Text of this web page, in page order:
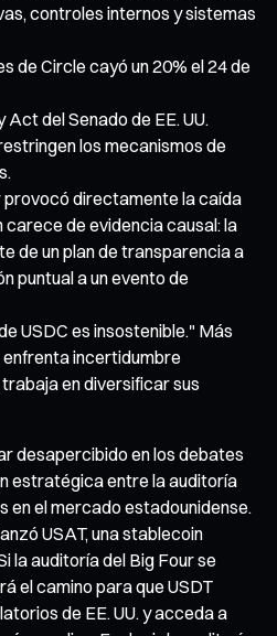
controles internos y sistemas
de Circle cayó un 20% el 24 de
del Senado de EE. UU.
los mecanismos de
provocó directamente la caída
de evidencia causal: la
de un plan de transparencia a
puntual a un evento de
USDC es insostenible." Más
incertidumbre
en diversificar sus
desapercibido en los debates
estratégica entre la auditoría
en el mercado estadounidense.
USAT, una stablecoin
la auditoría del Big Four se
el camino para que USDT
de EE. UU. y acceda a